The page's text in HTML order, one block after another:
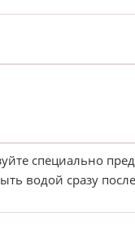
специально
водой сразу